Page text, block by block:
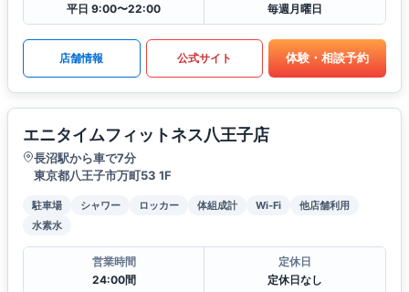
平日 9:00〜22:00
毎週月曜日
店舗情報 公式サイト 体験・相談予約
エニタイムフィットネス八王子店
長沼駅から車で7分
東京都八王子市万町53 1F
駐車場 シャワー ロッカー 体組成計 Wi-Fi
他店舗利用
水素水
営業時間
24:00間
定休日
定休日なし